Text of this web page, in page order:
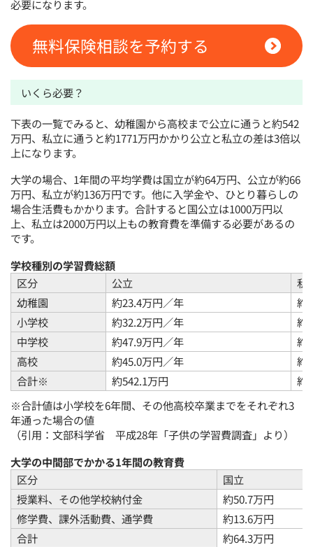
必要になります。
無料保険相談を予約する
いくら必要？
下表の一覧でみると、幼稚園から高校まで公立に通うと約542
万円、私立に通うと約1771万円かかり公立と私立の差は3倍以
上になります。
大学の場合、1年間の平均学費は国立が約64万円、公立が約66
万円、私立が約136万円です。他に入学金や、ひとり暮らしの
場合生活費もかかります。合計すると国公立は1000万円以
上、私立は2000万円以上もの教育費を準備する必要があるの
です。
学校種別の学習費総額
区分
公立
私
幼稚園
約23.4万円／年
約
小学校
約32.2万円／年
約
中学校
約47.9万円／年
約
高校
約45.0万円／年
約
合計※
約542.1万円
約
※合計値は小学校を6年間、その他高校卒業までをそれぞれ3
年通った場合の値
（引用：文部科学省 平成28年「子供の学習費調査」より）
大学の中間部でかかる1年間の教育費
区分
国立
授業料、その他学校納付金
約50.7万円
修学費、課外活動費、通学費
約13.6万円
合計
約64.3万円